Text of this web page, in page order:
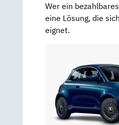
Wer ein
eine Lösung, die
eignet.